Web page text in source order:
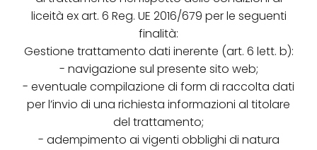
liceità ex art. 6 Reg. UE 2016/679 per le seguenti
finalità:
Gestione trattamento dati inerente (art. 6 lett. b):
- navigazione sul presente sito web;
- eventuale compilazione di form di raccolta dati
per l’invio di una richiesta informazioni al titolare
del trattamento;
- adempimento ai vigenti obblighi di natura